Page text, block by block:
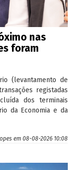
nas
foram
(levantamento de
registadas
dos terminais
da Economia e da
em 08-08-2026 10:08